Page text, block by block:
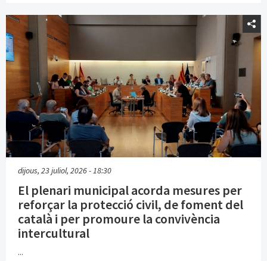
dijous, 23 juliol, 2026 - 18:30
El plenari municipal acorda mesures per
reforçar la protecció civil, de foment del
català i per promoure la convivència
intercultural
...